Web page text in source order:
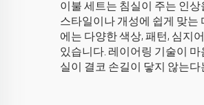
이불 세트는 침실이 주는 인
스타일이나 개성에 쉽게 맞는
에는 다양한 색상, 패턴, 심지
있습니다. 레이어링 기술이
실이 결코 손길이 닿지 않는다